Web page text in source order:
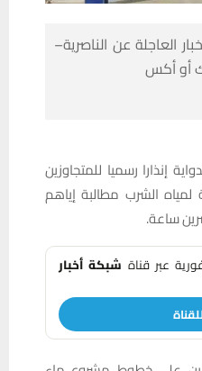
العاجلة عن الناصرية–
أو أكس
إنذارا رسميا للمتجاوزين
لمياه الشرب مطالبة إياهم
ساعة.
عبر قناة شبكة أخبار